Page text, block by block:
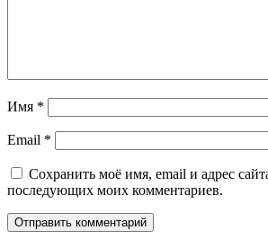
Имя *
Email *
Сохранить моё имя, email и адрес
последующих моих комментариев.